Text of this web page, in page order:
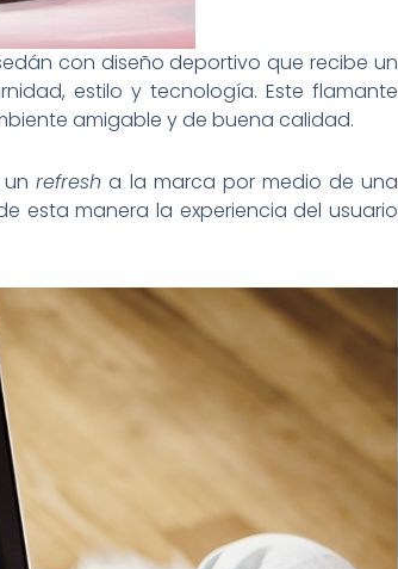
con diseño deportivo que recibe un
estilo y tecnología. Este flamante
amigable y de buena calidad.
unrefresh a la marca por medio de una
esta manera la experiencia del usuario